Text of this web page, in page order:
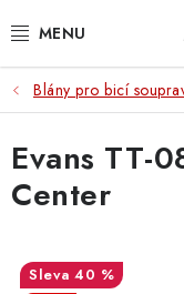
na
KYTARY
UKULELE
DECHY
KLÁVESY
Blány pro bicí
Evans TT-
Center
40 %